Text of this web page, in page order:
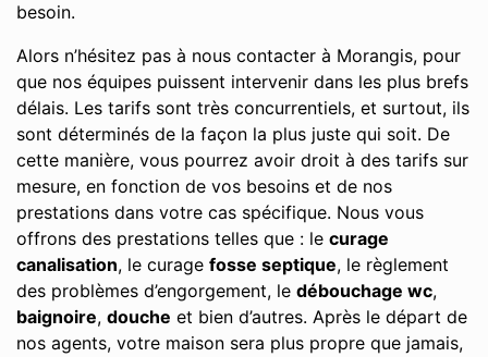
besoin.
Alors n’hésitez pas à nous contacter à Morangis, pour
que nos équipes puissent intervenir dans les plus brefs
délais. Les tarifs sont très concurrentiels, et surtout, ils
sont déterminés de la façon la plus juste qui soit. De
cette manière, vous pourrez avoir droit à des tarifs sur
mesure, en fonction de vos besoins et de nos
prestations dans votre cas spécifique. Nous vous
offrons des prestations telles que : le curage
canalisation, le curage fosse septique, le règlement
des problèmes d’engorgement, le débouchage wc,
baignoire, douche et bien d’autres. Après le départ de
nos agents, votre maison sera plus propre que jamais,